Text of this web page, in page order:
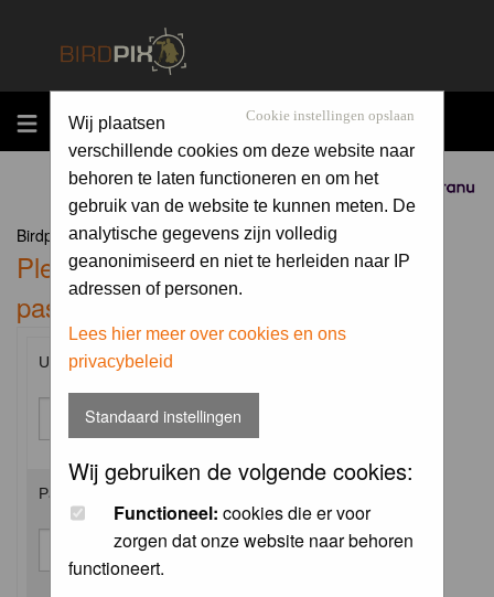
MENU
Sponsored by
Cookie instellingen opslaan
Wij plaatsen
verschillende cookies om deze website naar
behoren te laten functioneren en om het
gebruik van de website te kunnen meten. De
analytische gegevens zijn volledig
geanonimiseerd en niet te herleiden naar IP
adressen of personen.
Lees hier meer over cookies en ons
privacybeleid
Standaard instellingen
Wij gebruiken de volgende cookies:
Functioneel: cookies die er voor
zorgen dat onze website naar behoren
functioneert.
Birdpix.nl Forum Index
Please enter your username and
password to log in.
Username:
Password: